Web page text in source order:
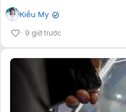
Kiều My ✔
9 giờ trước